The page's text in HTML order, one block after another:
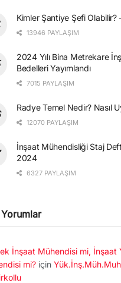
Kimler Şantiye Şefi Olabilir?
13946 PAYLAŞIM
2024 Yılı Bina Metrekare
Bedelleri Yayımlandı
7015 PAYLAŞIM
Radye Temel Nedir? Nasıl
12070 PAYLAŞIM
İnşaat Mühendisliği Staj
2024
6327 PAYLAŞIM
İnşaat Mühendisi mi, İnşaat
mi? için